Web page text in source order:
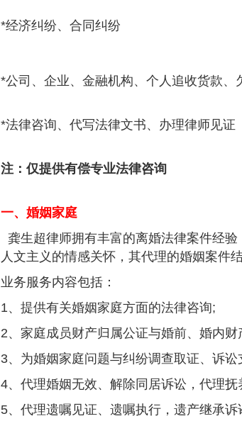
*经济纠纷、合同纠纷
*公司、企业、金融机构、个人追收货款、
*法律咨询、代写法律文书、办理律师见证
注：仅提供有偿专业法律咨询
一、婚姻家庭
龚生超律师拥有丰富的离婚法律案件经
人文主义的情感关怀，其代理的婚姻案件
业务服务内容包括：
1、提供有关婚姻家庭方面的法律咨询;
2、家庭成员财产归属公证与婚前、婚内财
3、为婚姻家庭问题与纠纷调查取证、诉
4、代理婚姻无效、解除同居诉讼，代理
5、代理遗嘱见证、遗嘱执行，遗产继承诉